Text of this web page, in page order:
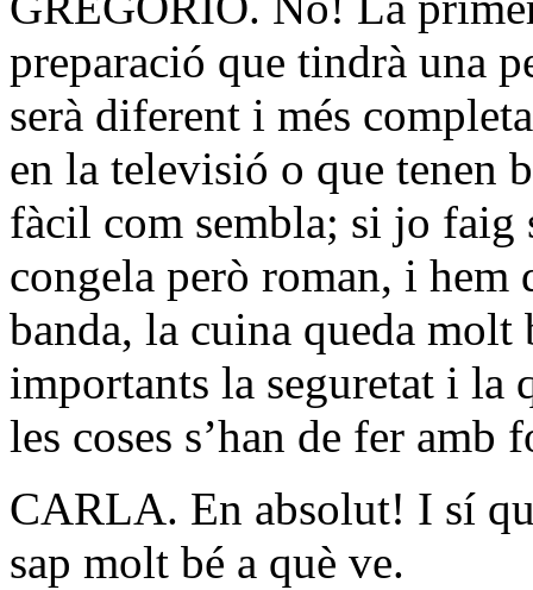
preparació que tindrà una
serà diferent i més
en la televisió o que tenen
fàcil com sembla; si jo
congela però roman, i hem
banda, la cuina queda molt
importants la seguretat i la
les coses s’han de fer amb
CARLA. En absolut! I sí
sap molt bé a què ve.